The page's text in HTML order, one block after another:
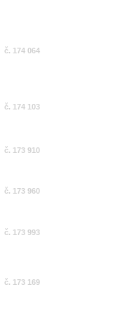
č. 174 064
č. 174 103
č. 173 910
č. 173 960
č. 173 993
č. 173 169